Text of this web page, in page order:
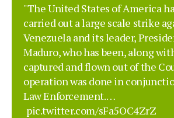
"The United States of America
carried out a large scale strike
Venezuela and its leader,
Maduro, who has been, along
captured and flown out of the
operation was done in
Law Enforcement.…
pic.twitter.com/sFa5OC4ZrZ